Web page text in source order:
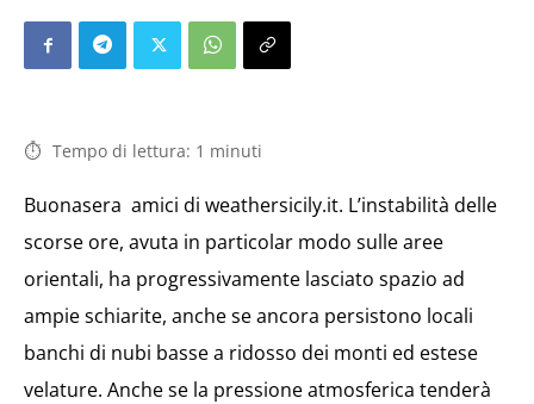
Tempo di lettura: 1 minuti
Buonasera amici di weathersicily.it. L’instabilità delle
scorse ore, avuta in particolar modo sulle aree
orientali, ha progressivamente lasciato spazio ad
ampie schiarite, anche se ancora persistono locali
banchi di nubi basse a ridosso dei monti ed estese
velature. Anche se la pressione atmosferica tenderà